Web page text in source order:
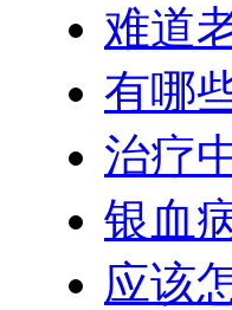
难道
有哪
治疗
银血
应该